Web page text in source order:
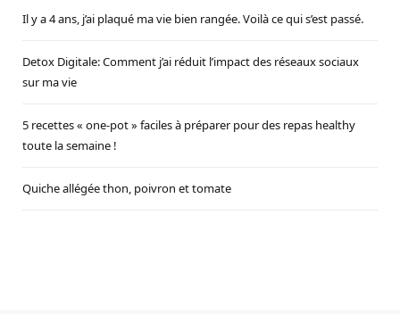
Il y a 4 ans, j’ai plaqué ma vie bien rangée. Voilà ce qui s’est passé.
Detox Digitale: Comment j’ai réduit l’impact des réseaux sociaux
sur ma vie
5 recettes « one-pot » faciles à préparer pour des repas healthy
toute la semaine !
Quiche allégée thon, poivron et tomate